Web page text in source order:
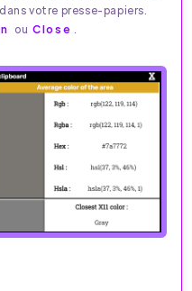
votre presse-papiers.
ou Close